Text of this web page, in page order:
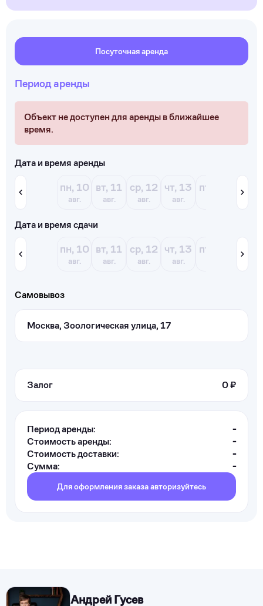
Посуточная аренда
Период аренды
Объект не доступен для аренды в ближайшее
время.
Дата и время аренды
пн, 10
авг.
вт, 11
авг.
ср, 12
авг.
чт, 13
авг.
пт, 14 сб, 15
Дата и время сдачи
пн, 10
авг.
вт, 11
авг.
ср, 12
авг.
чт, 13
авг.
пт, 14 сб, 15
Самовывоз
Москва, Зоологическая улица, 17
Залог 0 ₽
Период аренды:
-
Стоимость аренды:
-
Стоимость доставки:
-
Сумма:
-
Для оформления заказа авторизуйтесь
Андрей Гусев